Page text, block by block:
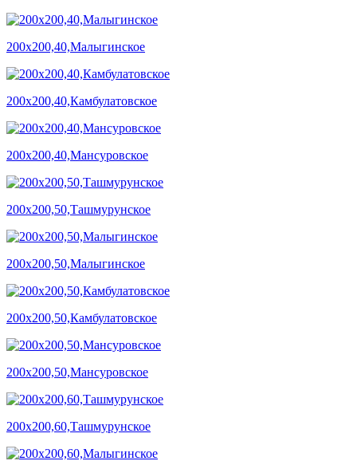
200х200,40,Малыгинское
200х200,40,Камбулатовское
200х200,40,Мансуровское
200х200,50,Ташмурунское
200х200,50,Малыгинское
200х200,50,Камбулатовское
200х200,50,Мансуровское
200х200,60,Ташмурунское